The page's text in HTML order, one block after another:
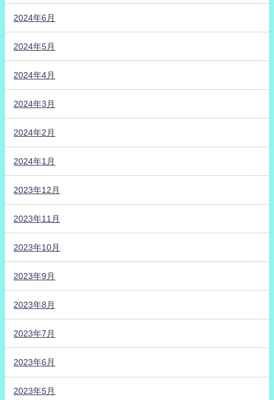
2024年6月
2024年5月
2024年4月
2024年3月
2024年2月
2024年1月
2023年12月
2023年11月
2023年10月
2023年9月
2023年8月
2023年7月
2023年6月
2023年5月